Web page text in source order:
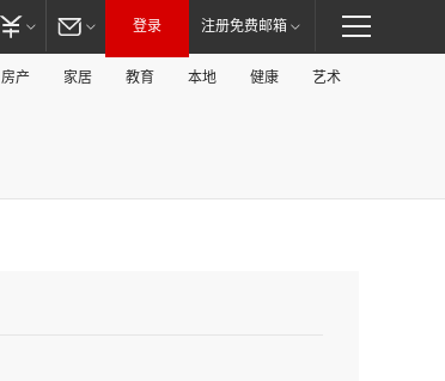
登录 注册免费邮箱
房产 家居 教育 本地 健康 艺术